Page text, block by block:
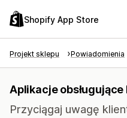
Shopify App Store
Projekt sklepu Powiadomienia
Aplikacje obsługujące
Przyciągaj uwagę